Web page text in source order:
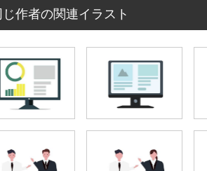
じ作者の関連イラスト